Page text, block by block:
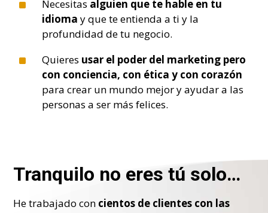
^ Necesitas alguien que te hable en tu
idioma y que te entienda a ti y la
profundidad de tu negocio.
^ Quieres usar el poder del marketing pero
con conciencia, con ética y con corazón
para crear un mundo mejor y ayudar a las
personas a ser más felices.
Tranquilo no eres tú solo…
He trabajado con cientos de clientes con las